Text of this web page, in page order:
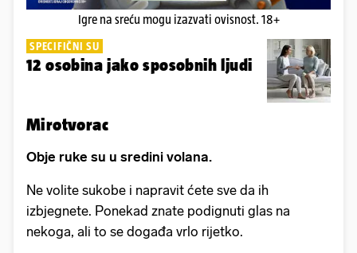
Igre na sreću mogu izazvati ovisnost. 18+
SPECIFIČNI SU
12 osobina jako sposobnih ljudi
Mirotvorac
Obje ruke su u sredini volana.
Ne volite sukobe i napravit ćete sve da ih
izbjegnete. Ponekad znate podignuti glas na
nekoga, ali to se događa vrlo rijetko.